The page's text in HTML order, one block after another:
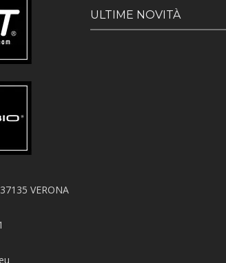
VERONA
ULTIME NOVITÀ